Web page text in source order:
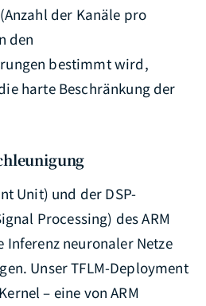
der Kanäle pro
den
bestimmt wird,
harte Beschränkung der
Unit) und der DSP-
Processing) des ARM
Inferenz neuronaler Netze
Unser TFLM-Deployment
– eine von ARM